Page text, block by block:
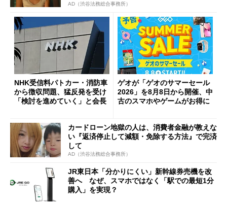
AD（渋谷法務総合事務所）
NHK受信料パトカー・消防車
から徴収問題、猛反発を受け
「検討を進めていく」と会長
ゲオが「ゲオのサマーセール
2026」を8月8日から開催、中
古のスマホやゲームがお得に
カードローン地獄の人は、消費者金融が教えな
い『返済停止して減額・免除する方法』で完済
して
AD（渋谷法務総合事務所）
JR東日本「分かりにくい」新幹線券売機を改
善へ なぜ、スマホではなく「駅での最短1分
購入」を実現？